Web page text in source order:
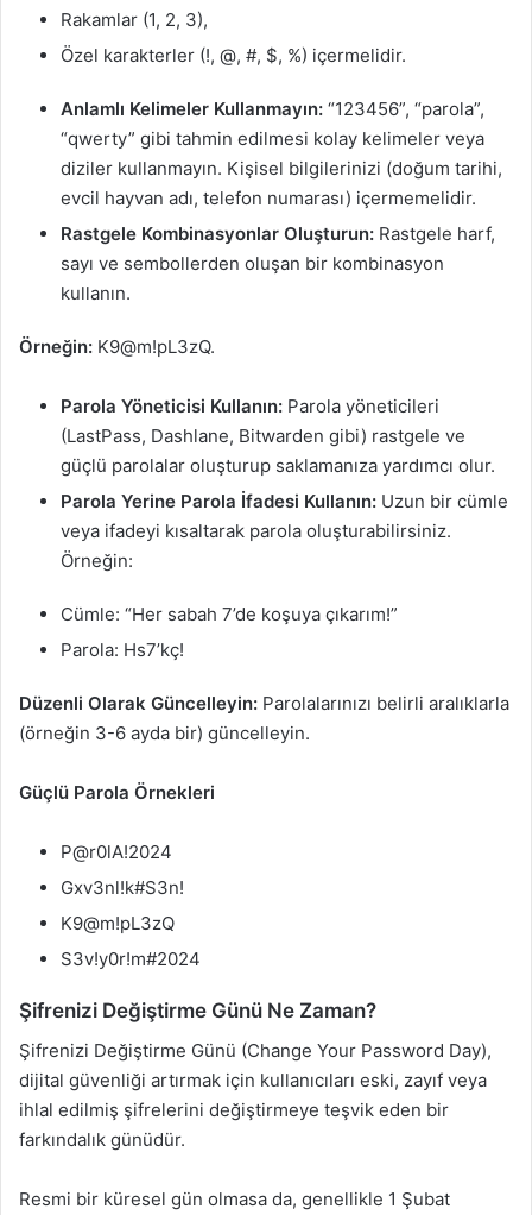
Rakamlar (1, 2, 3),
Özel karakterler (!, @, #, $, %) içermelidir.
Anlamlı Kelimeler Kullanmayın: “123456”, “parola”,
“qwerty” gibi tahmin edilmesi kolay kelimeler veya
diziler kullanmayın. Kişisel bilgilerinizi (doğum tarihi,
evcil hayvan adı, telefon numarası) içermemelidir.
Rastgele Kombinasyonlar Oluşturun: Rastgele harf,
sayı ve sembollerden oluşan bir kombinasyon
kullanın.
Örneğin: K9@m!pL3zQ.
Parola Yöneticisi Kullanın: Parola yöneticileri
(LastPass, Dashlane, Bitwarden gibi) rastgele ve
güçlü parolalar oluşturup saklamanıza yardımcı olur.
Parola Yerine Parola İfadesi Kullanın: Uzun bir cümle
veya ifadeyi kısaltarak parola oluşturabilirsiniz.
Örneğin:
Cümle: “Her sabah 7’de koşuya çıkarım!”
Parola: Hs7’kç!
Düzenli Olarak Güncelleyin: Parolalarınızı belirli aralıklarla
(örneğin 3-6 ayda bir) güncelleyin.
Güçlü Parola Örnekleri
P@r0lA!2024
Gxv3nl!k#S3n!
K9@m!pL3zQ
S3v!y0r!m#2024
Şifrenizi Değiştirme Günü Ne Zaman?
Şifrenizi Değiştirme Günü (Change Your Password Day),
dijital güvenliği artırmak için kullanıcıları eski, zayıf veya
ihlal edilmiş şifrelerini değiştirmeye teşvik eden bir
farkındalık günüdür.
Resmi bir küresel gün olmasa da, genellikle 1 Şubat